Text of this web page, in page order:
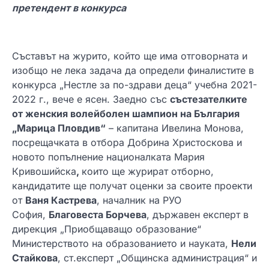
претендент в конкурса
Съставът на журито, който ще има отговорната и
изобщо не лека задача да определи финалистите в
конкурса „Нестле за по-здрави деца“ учебна 2021-
2022 г., вече е ясен. Заедно със състезателките
от женския волейболен шампион на България
„Марица Пловдив“ – капитана Ивелина Монова,
посрещачката в отбора Добрина Христоскова и
новото попълнение националката Мария
Кривошийска, които ще журират отборно,
кандидатите ще получат оценки за своите проекти
от Ваня Кастрева, началник на РУО
София, Благовеста Борчева, държавен експерт в
дирекция „Приобщаващо образование“
Министерството на образованието и науката, Нели
Стайкова, ст.експерт „Общинска администрация“ и